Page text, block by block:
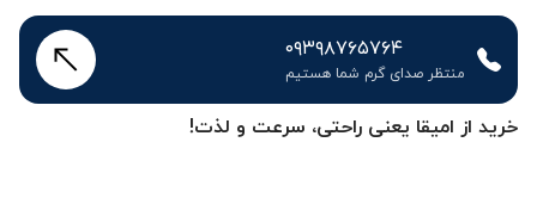
خرید از امیقا یعنی راحتی، سرعت و لذت!
۰۹۳۹۸۷۶۵۷۶۴
منتظر صدای گرم شما هستیم